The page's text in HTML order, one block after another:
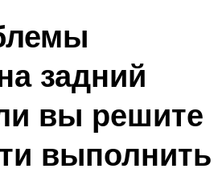
задний
вы решите
выполнить